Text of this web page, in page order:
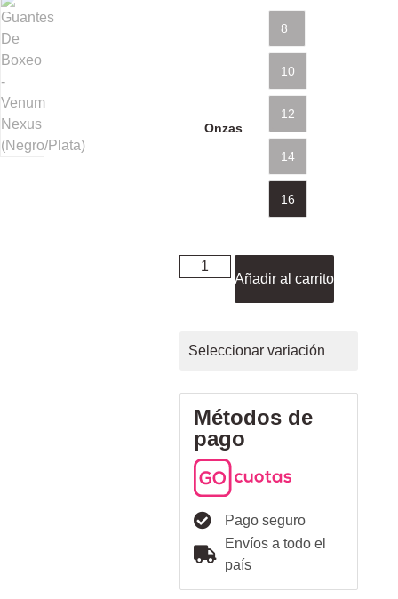
Onzas
8
10
12
14
16
Añadir al carrito
Seleccionar variación
Métodos de
pago
Pago seguro
Envíos a todo el
país